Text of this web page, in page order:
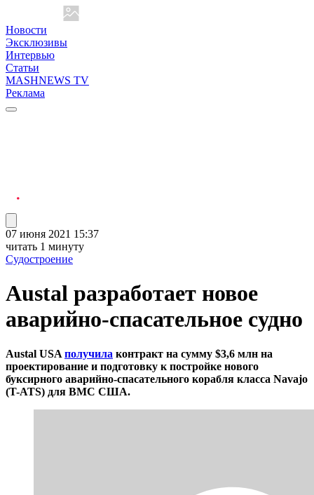
Новости
Эксклюзивы
Интервью
Статьи
MASHNEWS TV
Реклама
07 июня 2021 15:37
читать 1 минуту
Судостроение
Austal разработает новое
аварийно-спасательное судно
Austal USA получила контракт на сумму $3,6 млн на
проектирование и подготовку к постройке нового
буксирного аварийно-спасательного корабля класса Navajo
(T-ATS) для ВМС США.